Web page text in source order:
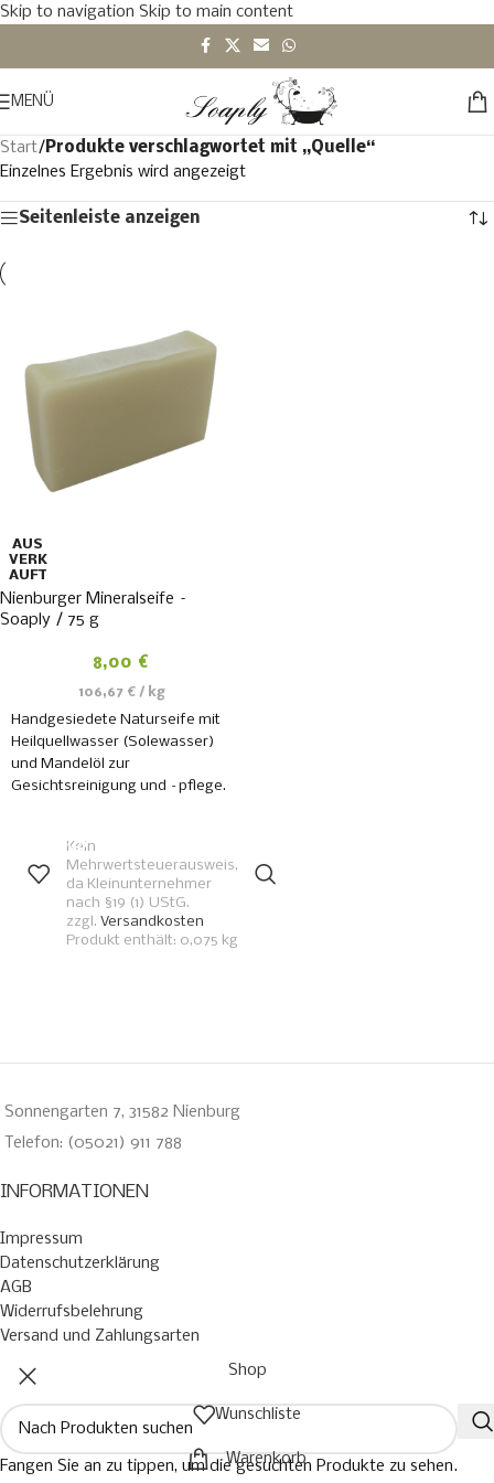
Skip to navigation Skip to main content
MENÜ
Start/Produkte verschlagwortet mit „Quelle“
Einzelnes Ergebnis wird angezeigt
Seitenleiste anzeigen
AUS
VERK
AUFT
Nienburger Mineralseife –
Soaply / 75 g
8,00 €
106,67 €/ kg
Handgesiedete Naturseife mit
Heilquellwasser (Solewasser)
und Mandelöl zur
Gesichtsreinigung und –pflege.
Kein
Mehrwertsteuerausweis,
da Kleinunternehmer
nach §19 (1) UStG.
zzgl. Versandkosten
Produkt enthält: 0,075 kg
Sonnengarten 7, 31582 Nienburg
Telefon: (05021) 911 788
INFORMATIONEN
Impressum
Datenschutzerklärung
AGB
Widerrufsbelehrung
Versand und Zahlungsarten
Fangen Sie an zu tippen, um die gesuchten Produkte zu sehen.
Shop
Wunschliste
Warenkorb